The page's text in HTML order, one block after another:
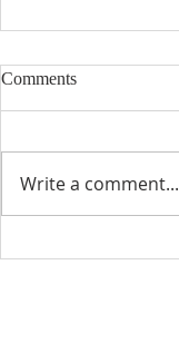
Comments
Write a comment...